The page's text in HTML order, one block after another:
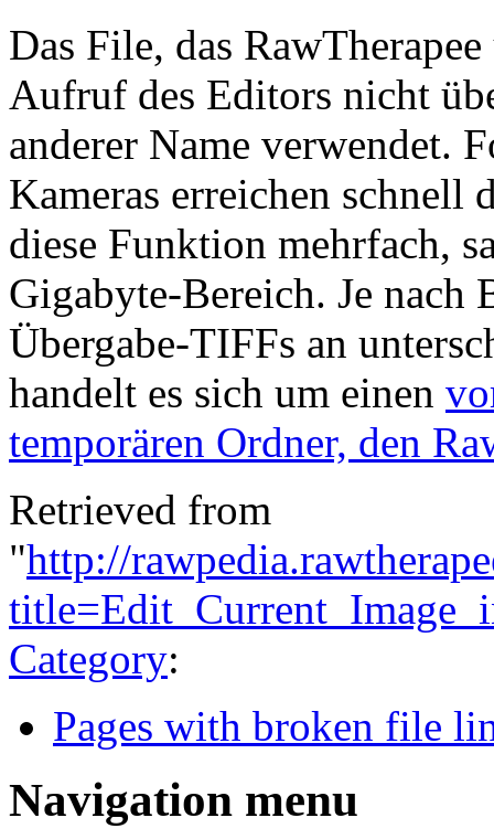
Das File, das
Aufruf des Editors nicht
anderer Name verwendet.
Kameras erreichen
diese Funktion mehrfach,
Gigabyte-Bereich. Je nach
Übergabe-TIFFs an
handelt es sich um einen
temporären Ordner, den
Retrieved from
"http://
Category:
Pages with broken file
Navigation menu